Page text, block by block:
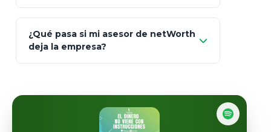
Fintual
Art.
93
totalmente
libres de impuestos
¿Qué pasa si mi asesor de netWorth
deja la empresa?
automáticamente